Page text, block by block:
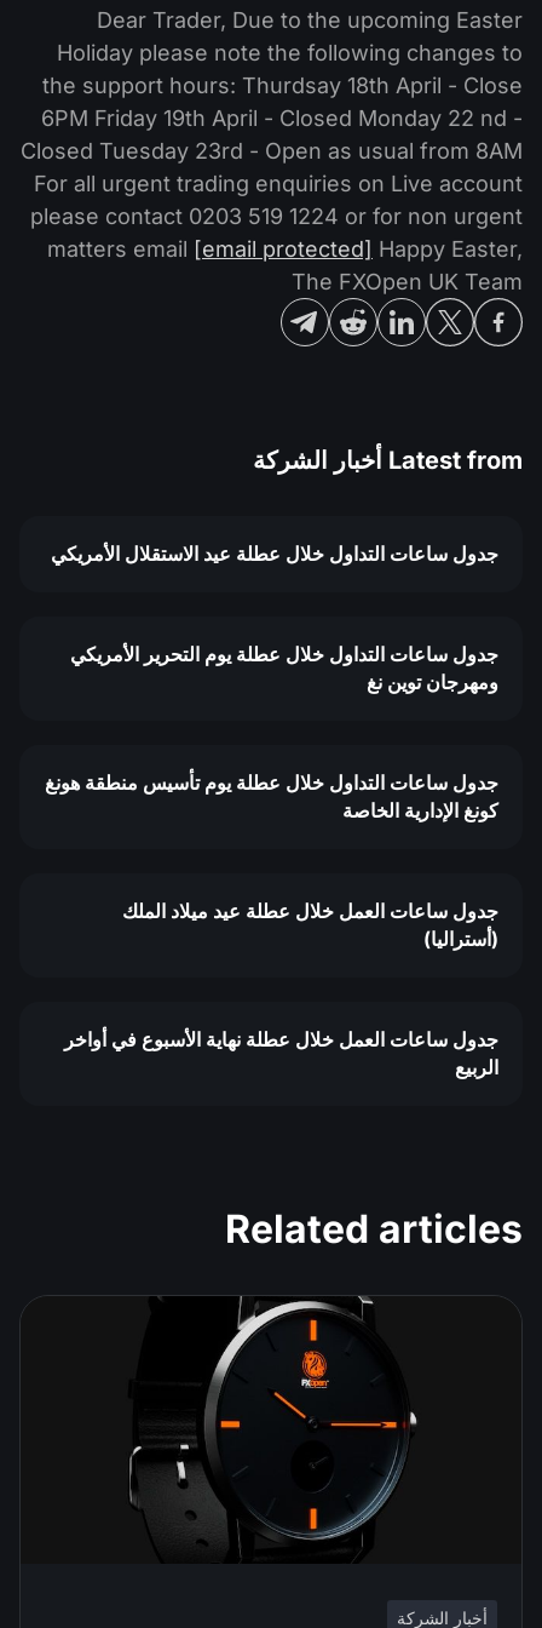
تداول الأسهم
التداول في صناديق الإستثمار المتداولة (ETF)
MT5
مقارنة
Android FXOpen App
واجهة API وفق بروتوكول FIX
الأخبار والتحليلات
تقويم توزيعات الأرباح
مركز المساعدة
ما هو تداوُل عقود الفروقات (CFD)؟
ما هو التداوُل عبر شبكة الاتصالات الإلكترونية (ECN)؟
ما هو وسيط الفوركس؟
أخبار الشركة
لماذا نحن
اتصل بنا
Dear Trader, Due to the upcoming Easter
Holiday please note the following changes to
the support hours: Thurdsay 18th April - Close
6PM Friday 19th April - Closed Monday 22 nd -
Closed Tuesday 23rd - Open as usual from 8AM
For all urgent trading enquiries on Live account
please contact 0203 519 1224 or for non urgent
matters email [email protected] Happy Easter,
The FXOpen UK Team
Latest from أخبار الشركة
جدول ساعات التداول خلال عطلة عيد الاستقلال الأمريكي
جدول ساعات التداول خلال عطلة يوم التحرير الأمريكي
ومهرجان توين نغ
جدول ساعات التداول خلال عطلة يوم تأسيس منطقة هونغ
كونغ الإدارية الخاصة
جدول ساعات العمل خلال عطلة عيد ميلاد الملك
(أستراليا)
جدول ساعات العمل خلال عطلة نهاية الأسبوع في أواخر
الربيع
Related articles
أخبار الشركة